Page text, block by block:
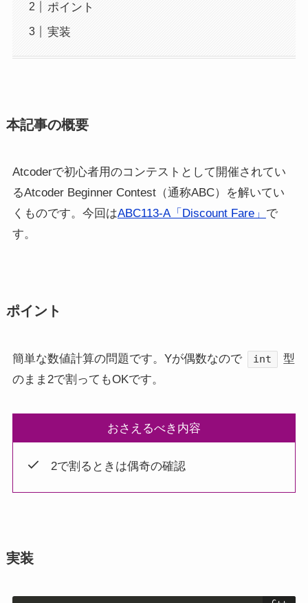
ポイント
実装
本記事の概要
Atcoderで初心者用のコンテストとして開催されてい
るAtcoder Beginner Contest（通称ABC）を解いてい
くものです。今回はABC113-A「Discount Fare」 で
す。
ポイント
簡単な数値計算の問題です。Yが偶数なので int
型
のまま2で割ってもOKです。
おさえるべき内容
2で割るときは偶奇の確認
実装